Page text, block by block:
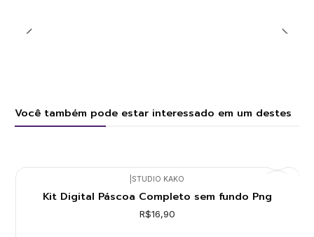
Você também pode estar interessado em um destes
STUDIO KAKO
Kit Digital Páscoa Completo sem fundo Png
R$16,90